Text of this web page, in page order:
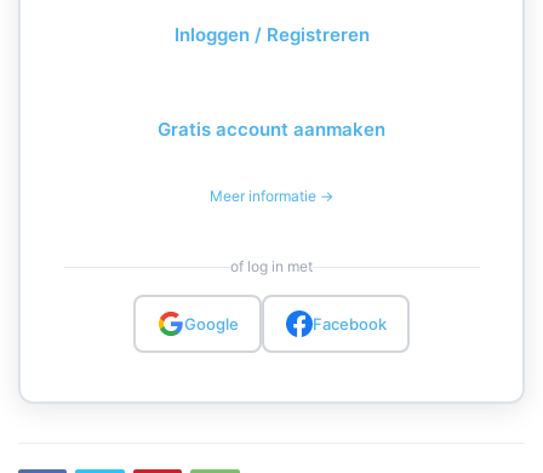
Inloggen / Registreren
Gratis account aanmaken
Meer informatie →
of log in met
Google Facebook